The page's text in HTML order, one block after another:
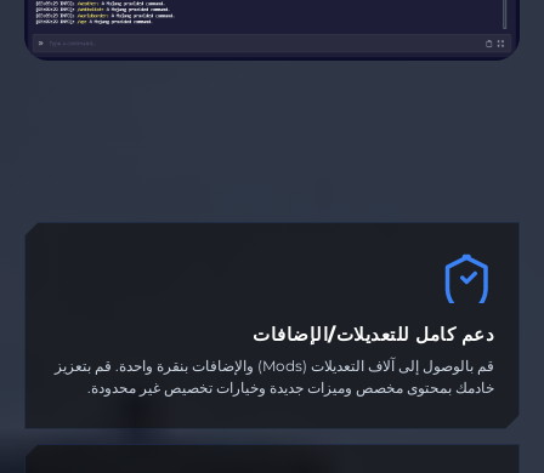
دعم كامل للتعديلات/الإضافات
قم بالوصول إلى آلاف التعديلات (Mods) والإضافات بنقرة واحدة. قم بتعزيز
خادمك بمحتوى مخصص وميزات جديدة وخيارات تخصيص غير محدودة.